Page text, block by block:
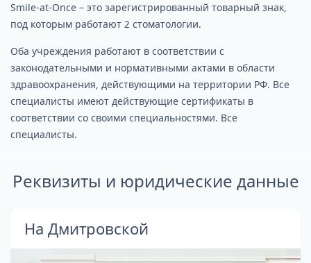
Smile-at-Once – это зарегистрированный товарный знак,
под которым работают 2 стоматологии.
Оба учреждения работают в соответствии с
законодательными и нормативными актами в области
здравоохранения, действующими на территории РФ. Все
специалисты имеют действующие сертификаты в
соответствии со своими специальностями. Все
специалисты.
Реквизиты и юридические данные
На Дмитровской